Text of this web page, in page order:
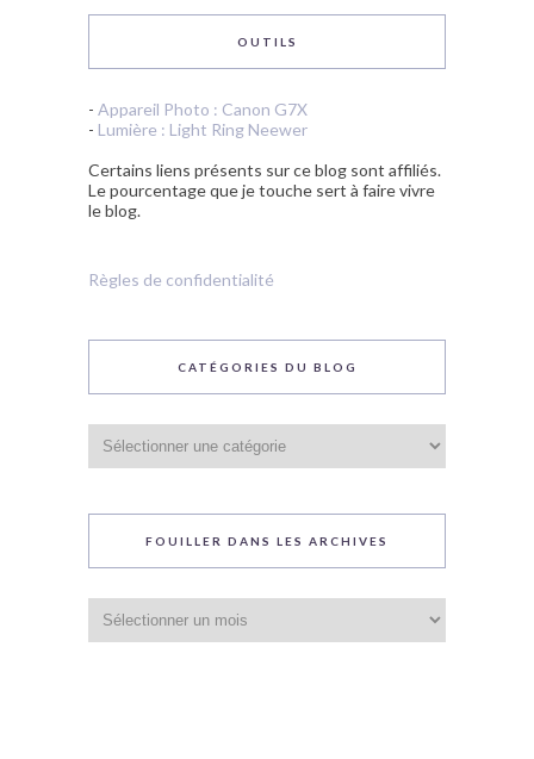
OUTILS
- Appareil Photo : Canon G7X
- Lumière : Light Ring Neewer
Certains liens présents sur ce blog sont affiliés.
Le pourcentage que je touche sert à faire vivre
le blog.
Règles de confidentialité
CATÉGORIES DU BLOG
du
blog
FOUILLER DANS LES ARCHIVES
dans
les